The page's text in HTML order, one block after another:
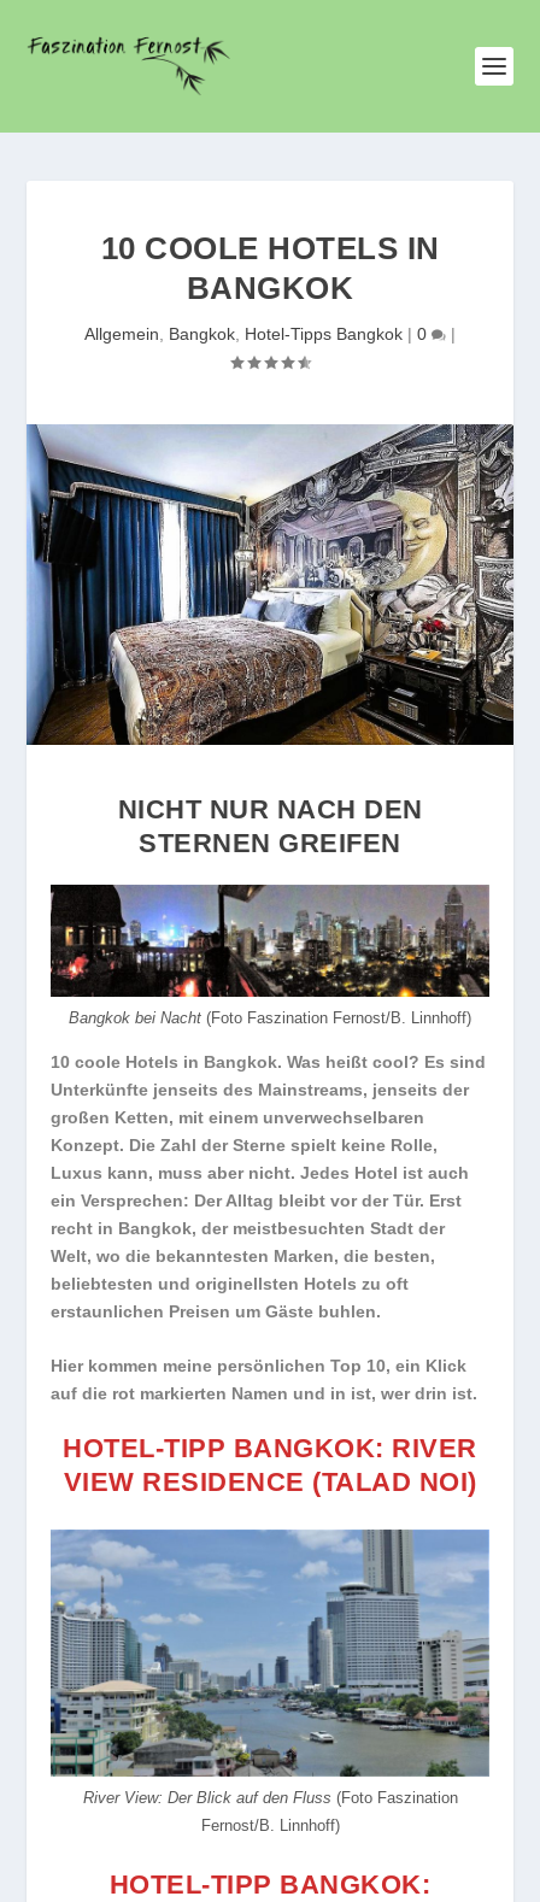
10 COOLE HOTELS IN
BANGKOK
Allgemein Bangkok Hotel-Tipps Bangkok | 0 |
NICHT NUR NACH DEN
STERNEN GREIFEN
Bangkok bei Nacht (Foto Faszination Fernost/B. Linnhoff)
10 coole Hotels in Bangkok. Was heißt cool? Es sind
Unterkünfte jenseits des Mainstreams, jenseits der
großen Ketten, mit einem unverwechselbaren
Konzept. Die Zahl der Sterne spielt keine Rolle,
Luxus kann, muss aber nicht. Jedes Hotel ist auch
ein Versprechen: Der Alltag bleibt vor der Tür. Erst
recht in Bangkok, der meistbesuchten Stadt der
Welt, wo die bekanntesten Marken, die besten,
beliebtesten und originellsten Hotels zu oft
erstaunlichen Preisen um Gäste buhlen.
Hier kommen meine persönlichen Top 10, ein Klick
auf die rot markierten Namen und in ist, wer drin ist.
HOTEL-TIPP BANGKOK: RIVER
VIEW RESIDENCE (TALAD NOI)
River View: Der Blick auf den Fluss (Foto Faszination
Fernost/B. Linnhoff)
HOTEL-TIPP BANGKOK: